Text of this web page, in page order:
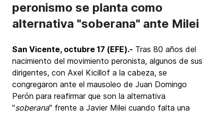
peronismo se planta como
alternativa "soberana" ante Milei
San Vicente, octubre 17 (EFE).- Tras 80 años del
nacimiento del movimiento peronista, algunos de sus
dirigentes, con Axel Kicillof a la cabeza, se
congregaron ante el mausoleo de Juan Domingo
Perón para reafirmar que son la alternativa
"soberana" frente a Javier Milei cuando falta una